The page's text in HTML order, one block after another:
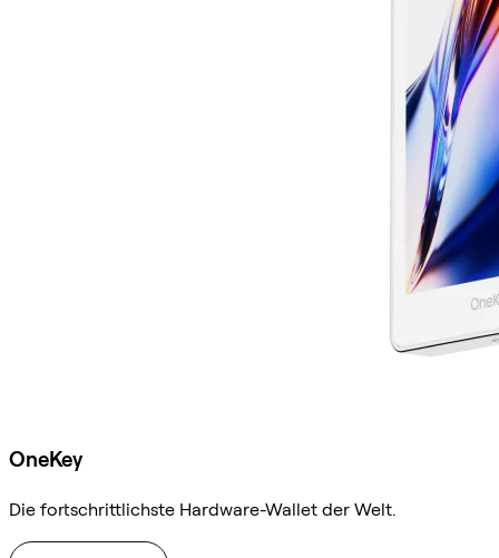
OneKey
Die fortschrittlichste Hardware-Wallet der Welt.